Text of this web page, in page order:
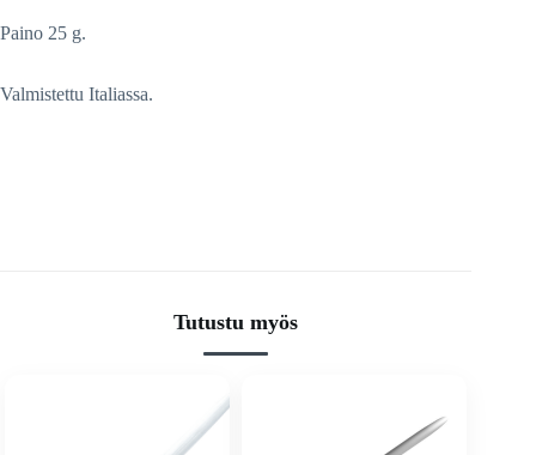
Paino 25 g.
Valmistettu Italiassa.
Tutustu myös